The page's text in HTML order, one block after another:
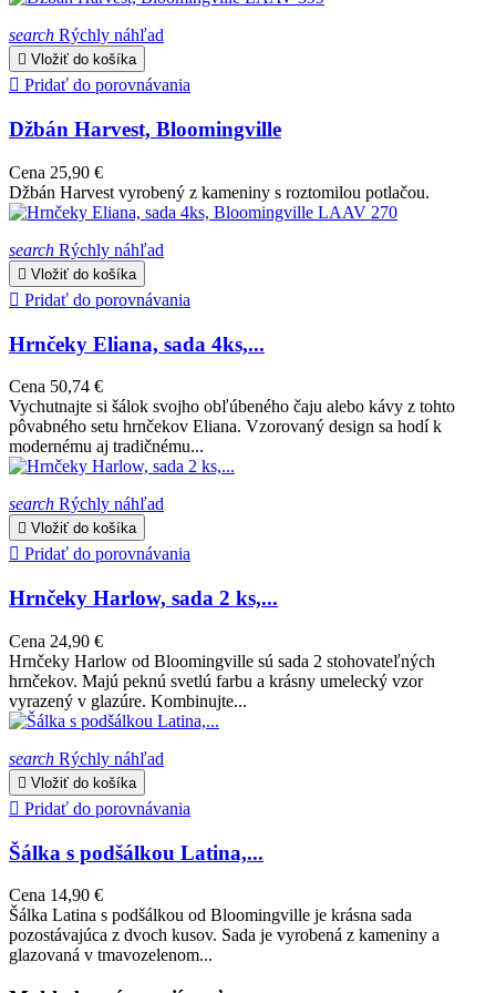
search Rýchly náhľad
 Vložiť do košíka
 Pridať do porovnávania
Džbán Harvest, Bloomingville
Cena 25,90 €
Džbán Harvest vyrobený z kameniny s roztomilou potlačou.
search Rýchly náhľad
 Vložiť do košíka
 Pridať do porovnávania
Hrnčeky Eliana, sada 4ks,...
Cena 50,74 €
Vychutnajte si šálok svojho obľúbeného čaju alebo kávy z tohto
pôvabného setu hrnčekov Eliana. Vzorovaný design sa hodí k
modernému aj tradičnému...
search Rýchly náhľad
 Vložiť do košíka
 Pridať do porovnávania
Hrnčeky Harlow, sada 2 ks,...
Cena 24,90 €
Hrnčeky Harlow od Bloomingville sú sada 2 stohovateľných
hrnčekov. Majú peknú svetlú farbu a krásny umelecký vzor
vyrazený v glazúre. Kombinujte...
search Rýchly náhľad
 Vložiť do košíka
 Pridať do porovnávania
Šálka s podšálkou Latina,...
Cena 14,90 €
Šálka ​​Latina s podšálkou od Bloomingville je krásna sada
pozostávajúca z dvoch kusov. Sada je vyrobená z kameniny a
glazovaná v tmavozelenom...